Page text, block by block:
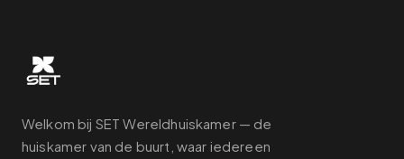
Welkom bij SET Wereldhuiskamer — de
huiskamer van de buurt, waar iedereen